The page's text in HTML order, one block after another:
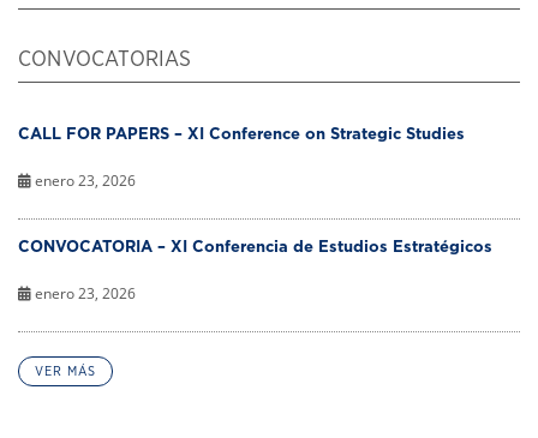
CONVOCATORIAS
CALL FOR PAPERS – XI Conference on Strategic Studies
enero 23, 2026
CONVOCATORIA – XI Conferencia de Estudios Estratégicos
enero 23, 2026
VER MÁS